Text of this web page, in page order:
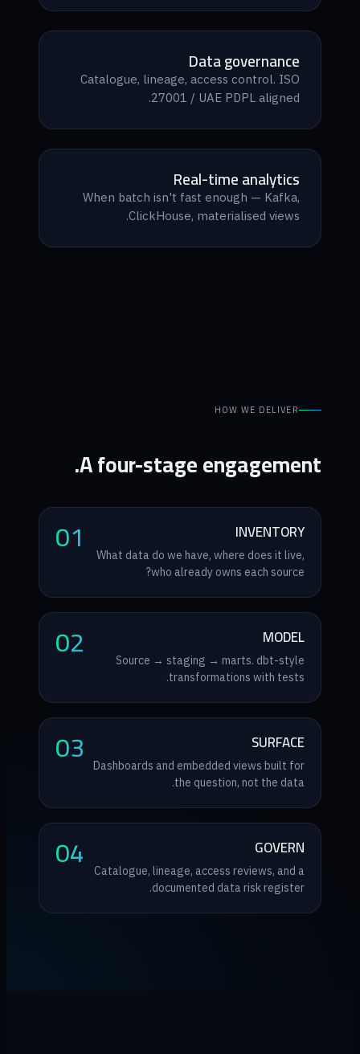
Data governance
Catalogue, lineage, access control. ISO
27001 / UAE PDPL aligned.
Real-time analytics
When batch isn't fast enough — Kafka,
ClickHouse, materialised views.
HOW WE DELIVER
A four-stage engagement.
01 INVENTORY
What data do we have, where does it live,
who already owns each source?
02 MODEL
Source → staging → marts. dbt-style
transformations with tests.
03 SURFACE
Dashboards and embedded views built for
the question, not the data.
04 GOVERN
Catalogue, lineage, access reviews, and a
documented data risk register.